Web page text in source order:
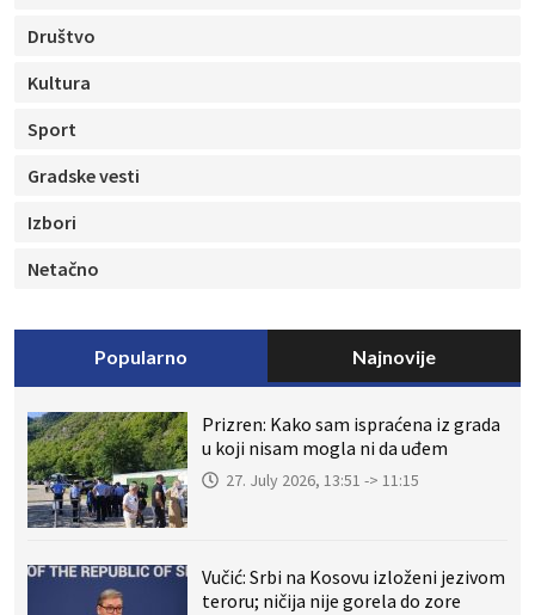
Društvo
Kultura
Sport
Gradske vesti
Izbori
Netačno
Popularno Najnovije
Prizren: Kako sam ispraćena iz grada
u koji nisam mogla ni da uđem
27. July 2026, 13:51 -> 11:15
Vučić: Srbi na Kosovu izloženi jezivom
teroru; ničija nije gorela do zore